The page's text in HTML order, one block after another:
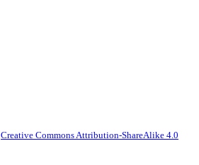
Creative Commons Attribution-ShareAlike 4.0